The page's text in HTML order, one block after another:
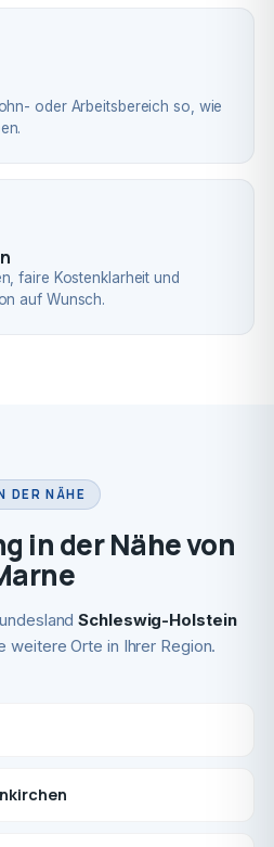
oder Arbeitsbereich so, wie
faire Kostenklarheit und
auf Wunsch.
DER NÄHE
in der Nähe von
Schleswig-Holstein
weitere Orte in Ihrer Region.